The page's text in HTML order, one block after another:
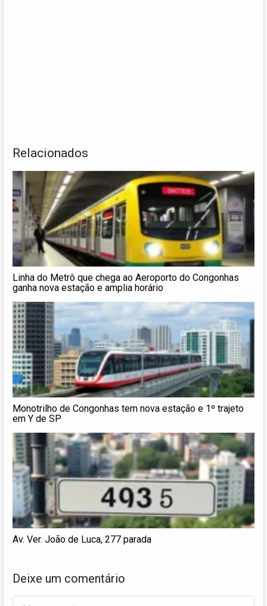
Relacionados
Linha do Metrô que chega ao Aeroporto do Congonhas
ganha nova estação e amplia horário
Monotrilho de Congonhas tem nova estação e 1º trajeto
em Y de SP
Av. Ver. João de Luca, 277 parada
Deixe um comentário